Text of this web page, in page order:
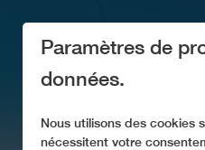
Paramètres de
données.
Nous utilisons des cookies
nécessitent votre